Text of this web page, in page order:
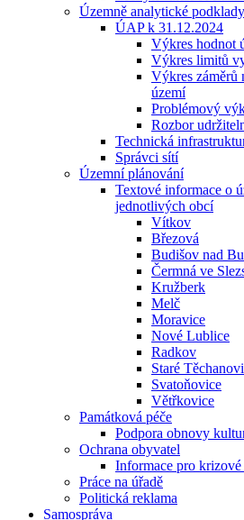
Územně analytické podklady
ÚAP k 31.12.2024
Výkres hodnot
Výkres limitů
Výkres záměrů
území
Problémový
Rozbor
Technická
Správci sítí
Územní plánování
Textové informace o
jednotlivých obcí
Vítkov
Březová
Budišov nad
Čermná ve
Kružberk
Melč
Moravice
Nové Lublice
Radkov
Staré
Svatoňovice
Větřkovice
Památková péče
Podpora obnovy
Ochrana obyvatel
Informace pro krizové
Práce na úřadě
Politická reklama
Samospráva